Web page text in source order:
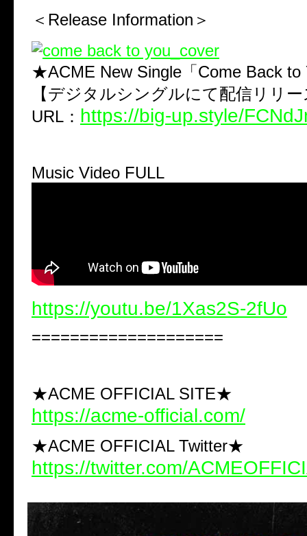
＜Release Information＞
★ACME New Single「Come Back to
【デジタルシングルにて配信リリ
URL： https://big-up.style/
Music Video FULL
https://youtu.be/1Xas2S-2fUo
====================
★ACME OFFICIAL SITE★
https://acme-official.com/
★ACME OFFICIAL Twitter★
https://twitter.com/